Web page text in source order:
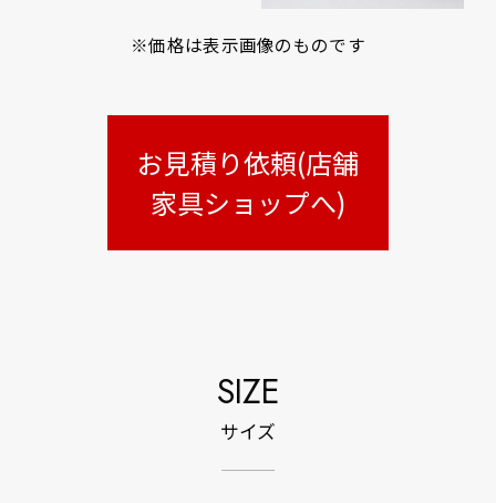
※価格は表示画像のものです
お見積り依頼(店舗
家具ショップへ)
SIZE
サイズ